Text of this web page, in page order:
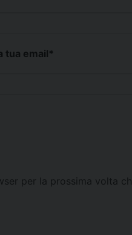
tua email*
per la prossima volta